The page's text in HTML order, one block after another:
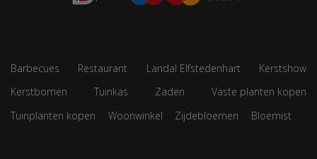
Barbecues Restaurant Landal Elfstedenhart
Kerstshow
Kerstbomen
Tuinkas Zaden
Vaste planten kopen
Tuinplanten kopen
Woonwinkel Zijdebloemen Bloemist